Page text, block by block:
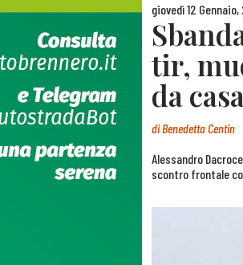
giovedì 12
tir,
da
diBenedetta Centin
Alessandro
scontro frontale